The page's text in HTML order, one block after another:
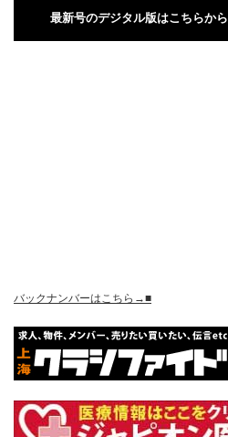
最新号のデジタル版はこちらから
バックナンバーはこちら→■